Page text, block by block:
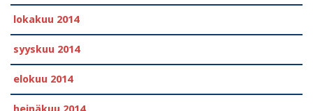
lokakuu 2014
syyskuu 2014
elokuu 2014